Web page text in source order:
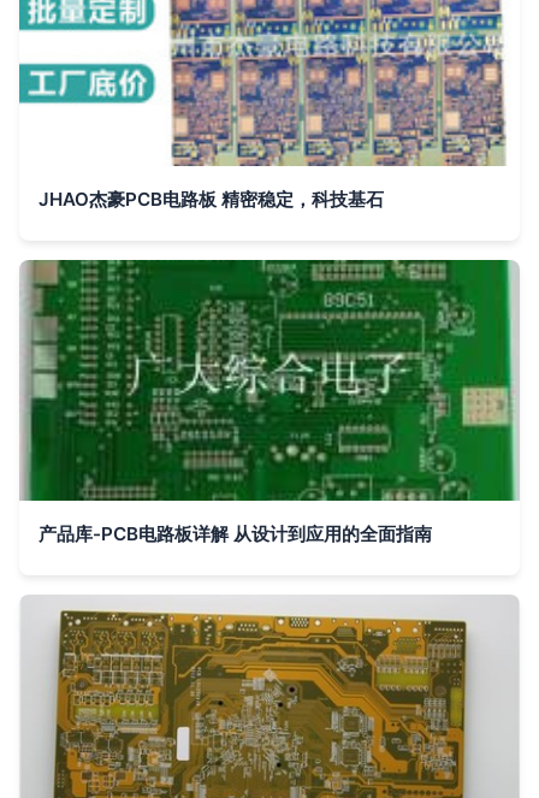
JHAO杰豪PCB电路板 精密稳定，科技基石
产品库-PCB电路板详解 从设计到应用的全面指南